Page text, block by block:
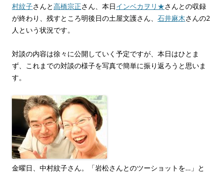
村紋子さんと高橋宗正さん、本日インベカヲリ★さんとの収録
が終わり、残すところ明後日の土屋文護さん、 石井麻木さんの2
人という状況です。
対談の内容は徐々に公開していく予定ですが、本日はひとま
ず、これまでの対談の様子を写真で簡単に振り返ろうと思いま
す。
金曜日、中村紋子さん。「岩松さんとのツーショットを…」と